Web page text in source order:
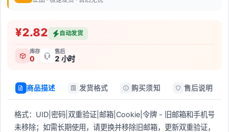
¥2.82 自动发货
库存
0
售后
2 小时
商品描述 发货格式 购买须知 售后说明
格式：UID|密码|双重验证|邮箱|Cookie|令牌 - 旧邮箱和手机号
未移除；如需长期使用，请更换并移除旧邮箱，更新双重验证，